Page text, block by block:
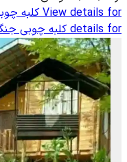
View details for کلبه
details for کلبه چوبی